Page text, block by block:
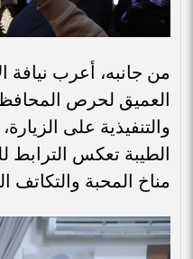
من جانبه، أعرب نيافة
العميق لحرص المحافظ
والتنفيذية على
الطيبة تعكس
مناخ المحبة والتكاتف